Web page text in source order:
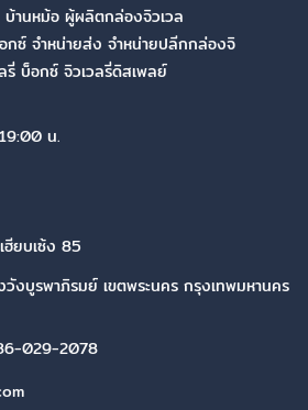
บ้านหม้อ ผู้ผลิตกล่องจิวเวล
กซ์ จำหน่ายส่ง จำหน่ายปลีกกล่องจิ
รี่ บ็อกซ์ จิวเวลรี่ดิสเพลย์
น.
ฮียบเซ้ง 85
งบูรพาภิรมย์ เขตพระนคร กรุงเทพมหานคร
029-2078